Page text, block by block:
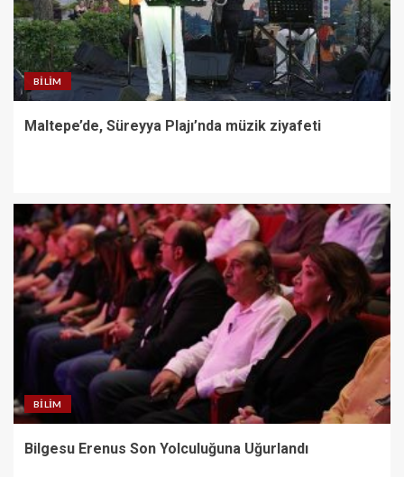
BILIM
Maltepe’de, Süreyya Plajı’nda müzik ziyafeti
BILIM
Bilgesu Erenus Son Yolculuğuna Uğurlandı